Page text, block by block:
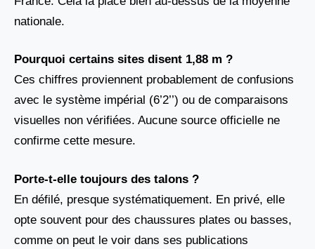
nationale.
Pourquoi certains sites disent 1,88 m ?
Ces chiffres proviennent probablement de confusions
avec le système impérial (6’2’’) ou de comparaisons
visuelles non vérifiées. Aucune source officielle ne
confirme cette mesure.
Porte-t-elle toujours des talons ?
En défilé, presque systématiquement. En privé, elle
opte souvent pour des chaussures plates ou basses,
comme on peut le voir dans ses publications